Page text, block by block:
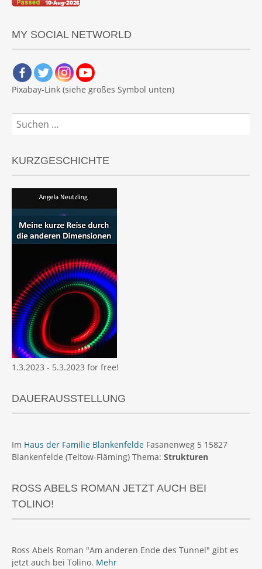
MY SOCIAL NETWORLD
Pixabay-Link (siehe großes Symbol unten)
Suchen
nach:
KURZGESCHICHTE
1.3.2023 - 5.3.2023 for free!
DAUERAUSSTELLUNG
Im Haus der Familie Blankenfelde Fasanenweg 5 15827
Blankenfelde (Teltow-Fläming) Thema: Strukturen
ROSS ABELS ROMAN JETZT AUCH BEI
TOLINO!
Ross Abels Roman "Am anderen Ende des Tunnel" gibt es
jetzt auch bei Tolino. Mehr